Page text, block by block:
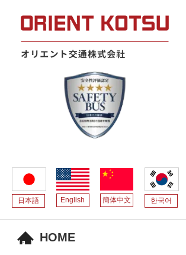
日本語 English 簡体中文 한국어
HOME